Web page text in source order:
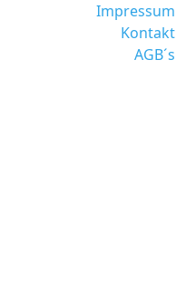
Impressum
Kontakt
AGB´s